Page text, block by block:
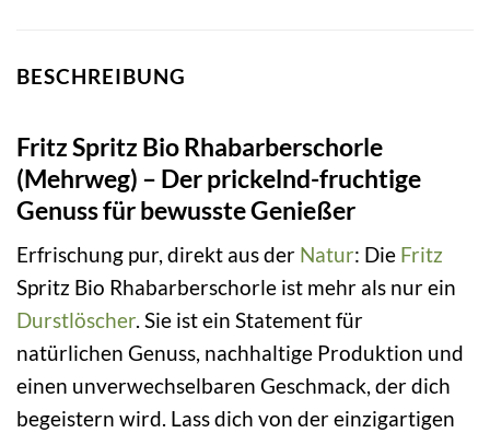
BESCHREIBUNG
Fritz Spritz Bio Rhabarberschorle
(Mehrweg) – Der prickelnd-fruchtige
Genuss für bewusste Genießer
Erfrischung pur, direkt aus der Natur: Die Fritz
Spritz Bio Rhabarberschorle ist mehr als nur ein
Durstlöscher. Sie ist ein Statement für
natürlichen Genuss, nachhaltige Produktion und
einen unverwechselbaren Geschmack, der dich
begeistern wird. Lass dich von der einzigartigen